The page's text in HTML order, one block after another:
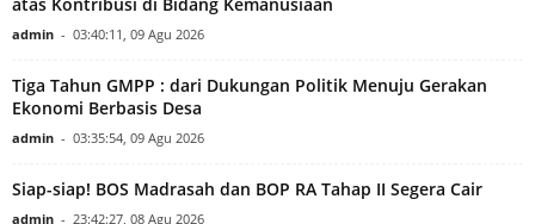
atas Kontribusi di Bidang Kemanusiaan
admin - 03:40:11, 09 Agu 2026
Tiga Tahun GMPP : dari Dukungan Politik Menuju Gerakan
Ekonomi Berbasis Desa
admin - 03:35:54, 09 Agu 2026
Siap-siap! BOS Madrasah dan BOP RA Tahap II Segera Cair
admin - 23:42:27, 08 Agu 2026